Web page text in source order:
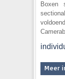
Boxen
Meer